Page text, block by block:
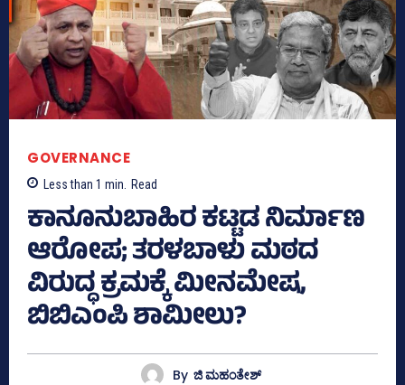
GOVERNANCE
Less than 1 min. Read
ಕಾನೂನುಬಾಹಿರ ಕಟ್ಟಡ ನಿರ್ಮಾಣ
ಆರೋಪ; ತರಳಬಾಳು ಮಠದ
ವಿರುದ್ಧ ಕ್ರಮಕ್ಕೆ ಮೀನಮೇಷ,
ಬಿಬಿಎಂಪಿ ಶಾಮೀಲು?
By ಜಿ ಮಹಂತೇಶ್